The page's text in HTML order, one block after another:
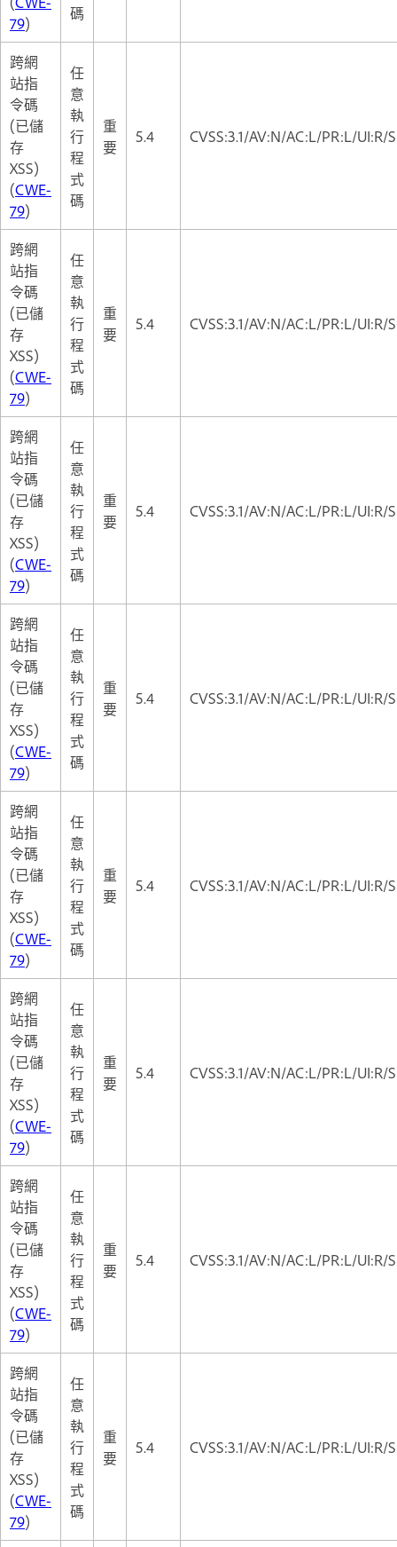
79)
碼
跨網
站指
令碼
(已儲
存
XSS)
(CWE-
79)
任
意
執
行
程
式
碼
重
要
5.4 CVSS:3.1/AV:N/AC:L/PR:L/UI:R/
跨網
站指
令碼
(已儲
存
XSS)
(CWE-
79)
任
意
執
行
程
式
碼
重
要
5.4 CVSS:3.1/AV:N/AC:L/PR:L/UI:R/
跨網
站指
令碼
(已儲
存
XSS)
(CWE-
79)
任
意
執
行
程
式
碼
重
要
5.4 CVSS:3.1/AV:N/AC:L/PR:L/UI:R/
跨網
站指
令碼
(已儲
存
XSS)
(CWE-
79)
任
意
執
行
程
式
碼
重
要
5.4 CVSS:3.1/AV:N/AC:L/PR:L/UI:R/
跨網
站指
令碼
(已儲
存
XSS)
(CWE-
79)
任
意
執
行
程
式
碼
重
要
5.4 CVSS:3.1/AV:N/AC:L/PR:L/UI:R/
跨網
站指
令碼
(已儲
存
XSS)
(CWE-
79)
任
意
執
行
程
式
碼
重
要
5.4 CVSS:3.1/AV:N/AC:L/PR:L/UI:R/
跨網
站指
令碼
(已儲
存
XSS)
(CWE-
79)
任
意
執
行
程
式
碼
重
要
5.4 CVSS:3.1/AV:N/AC:L/PR:L/UI:R/
跨網
站指
令碼
(已儲
存
XSS)
(CWE-
79)
任
意
執
行
程
式
碼
重
要
5.4 CVSS:3.1/AV:N/AC:L/PR:L/UI:R/